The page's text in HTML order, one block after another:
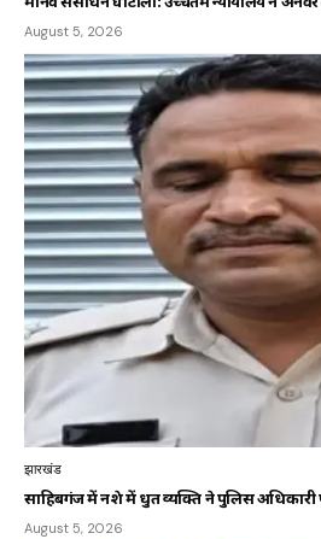
August 5, 2026
झारखंड
साहिबगंज में नशे में धुत व्यक्ति ने पुलिस अधिकारी
August 5, 2026